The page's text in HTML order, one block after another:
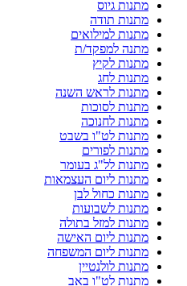
מתנות גיוס
מתנות תודה
מתנות למילואים
מתנה למפקד/ת
מתנות לקיץ
מתנות לחג
מתנות לראש השנה
מתנות לסוכות
מתנות לחנוכה
מתנות לט"ו בשבט
מתנות לפורים
מתנות לל"ג בעומר
מתנות ליום העצמאות
מתנות כחול לבן
מתנות לשבועות
מתנות למזל בתולה
מתנות ליום האישה
מתנות ליום המשפחה
מתנות לולנטיין
מתנות לט"ו באב